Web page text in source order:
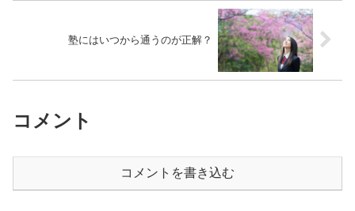
塾にはいつから通うのが正解？
コメント
コメントを書き込む